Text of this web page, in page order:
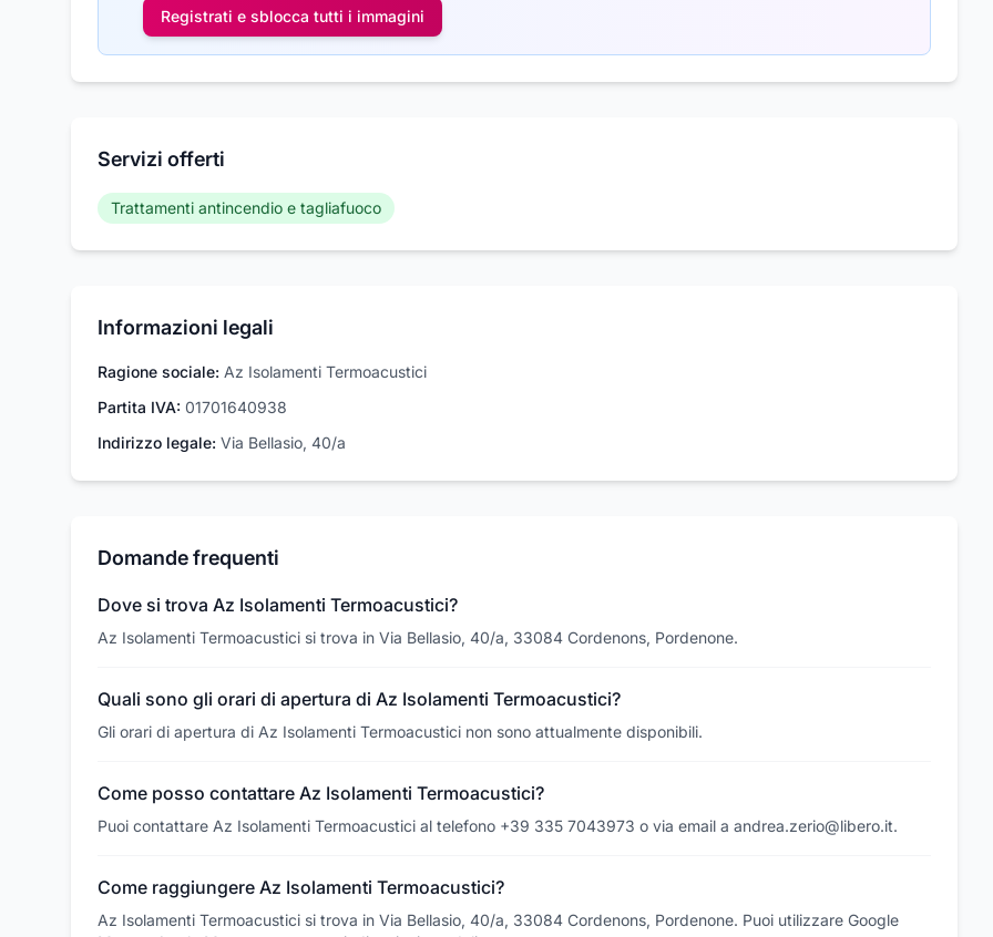
Registrati e sblocca tutti i immagini
Servizi offerti
Trattamenti antincendio e tagliafuoco
Informazioni legali
Ragione sociale: Az Isolamenti Termoacustici
Partita IVA: 01701640938
Indirizzo legale: Via Bellasio, 40/a
Domande frequenti
Dove si trova Az Isolamenti Termoacustici?
Az Isolamenti Termoacustici si trova in Via Bellasio, 40/a, 33084 Cordenons, Pordenone.
Quali sono gli orari di apertura di Az Isolamenti Termoacustici?
Gli orari di apertura di Az Isolamenti Termoacustici non sono attualmente disponibili.
Come posso contattare Az Isolamenti Termoacustici?
Puoi contattare Az Isolamenti Termoacustici al telefono +39 335 7043973 o via email a andrea.zerio@libero.it.
Come raggiungere Az Isolamenti Termoacustici?
Az Isolamenti Termoacustici si trova in Via Bellasio, 40/a, 33084 Cordenons, Pordenone. Puoi utilizzare Google